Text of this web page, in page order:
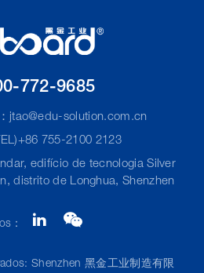
772-9685
jtao@edu-solution.com.cn
755-2100 2123
edifício de tecnologia Silver
distrito de Longhua, Shenzhen
：
Shenzhen 黑金工业制造有限